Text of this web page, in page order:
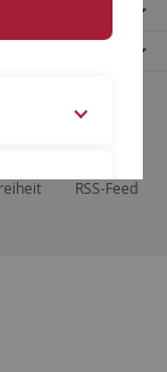
RSS-Feed